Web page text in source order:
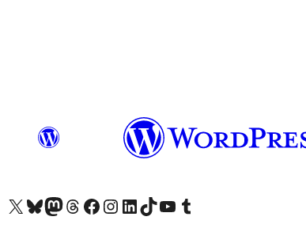
Besøg vores X (tidligere Twitter) konto
Besøg vores Bluesky-konto
Besøg vores Mastodon konto
Besøg vores Threads-konto
Besøg vores Facebook sideBesøg vores Instagram konto
Besøg vores LinkedIn konto
Besøg vores TikTok-konto
Besøg vores YouTube-kanalBesøg vores Tumblr-konto